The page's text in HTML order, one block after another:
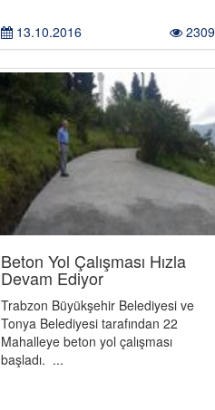
13.10.2016 2309
Beton Yol Çalışması Hızla
Devam Ediyor
Trabzon Büyükşehir Belediyesi ve
Tonya Belediyesi tarafından 22
Mahalleye beton yol çalışması
başladı. ...